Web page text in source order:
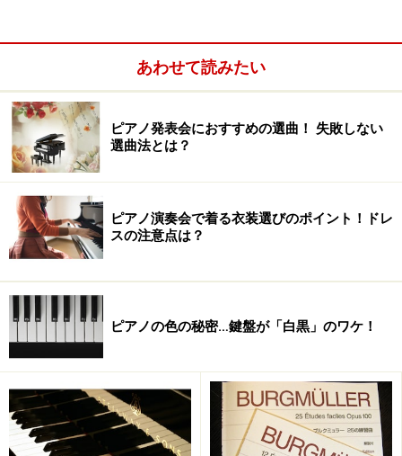
う。そして、自分が弾いているところを同じアングルか
ら録画して、手のかたちや指の動き方を見比べてみまし
ょう。これが、ＤＶＤ付教材を最大限に活用する練習方
法です。
教材選びのチェックポイント
あわせて読みたい
ピアノ発表会におすすめの選曲！ 失敗しない
選曲法とは？
ピアノ演奏会で着る衣装選びのポイント！ドレ
スの注意点は？
ピアノの色の秘密…鍵盤が「白黒」のワケ！